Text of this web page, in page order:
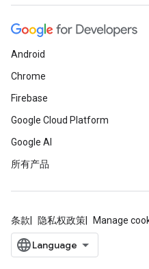
Android
Chrome
Firebase
Google Cloud Platform
Google AI
所有产品
条款 隐私权政策 Manage